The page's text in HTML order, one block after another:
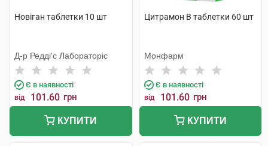
Новіган таблетки 10 шт
Д-р Редді'с Лабораторіс
Є в наявності
від 101.60 грн
КУПИТИ
Цитрамон В таблетки 60 шт
Монфарм
Є в наявності
від 101.60 грн
КУПИТИ